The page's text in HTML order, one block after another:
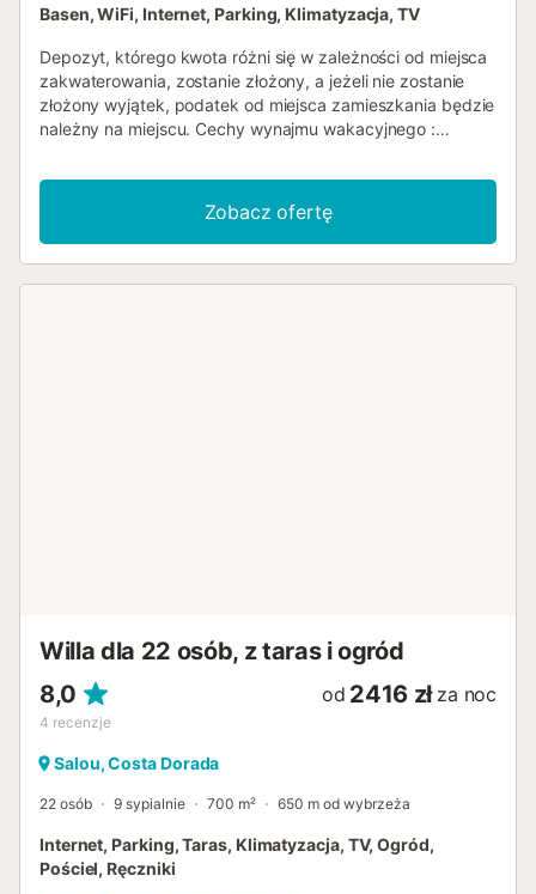
Basen, WiFi, Internet, Parking, Klimatyzacja, TV
Depozyt, którego kwota różni się w zależności od miejsca
zakwaterowania, zostanie złożony, a jeżeli nie zostanie
złożony wyjątek, podatek od miejsca zamieszkania będzie
należny na miejscu. Cechy wynajmu wakacyjnego :
Klimatyzator Zamrażarka Pralka Mikrofalowy Wspólny
basen Telewizja Zwierzęta dozwolone Piekarnik Zmywarka
dostęp do Internetu Parking Bezprzewodowy Lodówka
Deska do prasowania i żelazko Numer łazienki : 1...
Zobacz ofertę
Willa dla 22 osób, z taras i ogród
8,0
4 recenzje
od 2416 zł za noc
Salou, Costa Dorada
22 osób 9 sypialnie 700 m² 650 m od wybrzeża
Internet, Parking, Taras, Klimatyzacja, TV, Ogród,
Pościel, Ręczniki